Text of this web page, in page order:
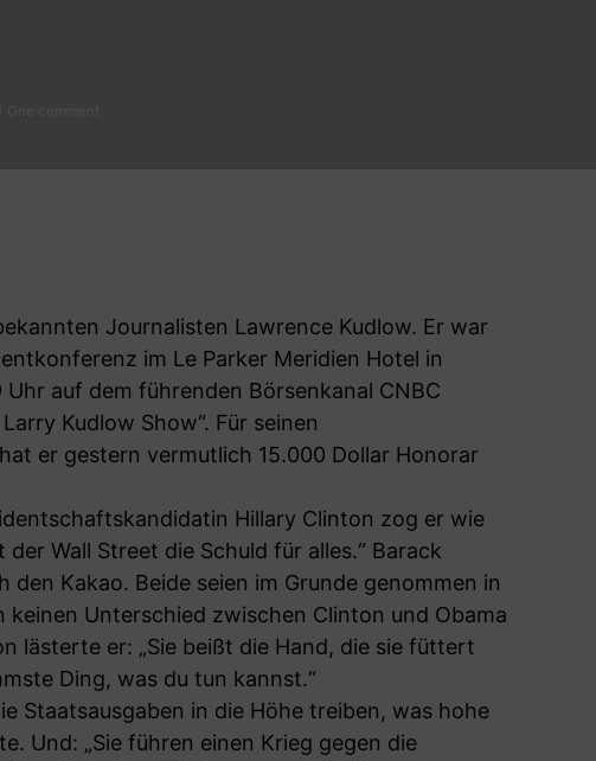
Journalisten Lawrence Kudlow. Er war
im Le Parker Meridien Hotel in
auf dem führenden Börsenkanal CNBC
Kudlow Show“. Für seinen
er gestern vermutlich 15.000 Dollar Honorar
Hillary Clinton zog er wie
Wall Street die Schuld für alles.“ Barack
den Kakao. Beide seien im Grunde genommen in
keinen Unterschied zwischen Clinton und Obama
lästerte er: „Sie beißt die Hand, die sie füttert
Ding, was du tun kannst.“
Staatsausgaben in die Höhe treiben, was hohe
Und: „Sie führen einen Krieg gegen die